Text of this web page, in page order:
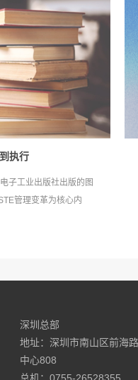
执行
子工业出版社出版的图
管理变革为核心内
深圳总部
地址：深圳市南山区前海
中心808